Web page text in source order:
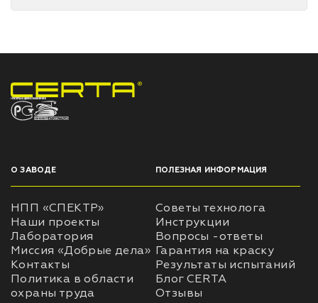
НПП «СПЕКТР» ЗАВОД ЛАКОКРАСОЧНЫХ МАТЕРИАЛОВ
О ЗАВОДЕ
НПП «СПЕКТР»
Наши проекты
Лаборатория
Миссия «Добрые дела»
Контакты
Политика в области
ПОЛЕЗНАЯ ИНФОРМАЦИЯ
Советы технолога
Инструкции
Вопросы -ответы
Гарантия на краску
Результаты испытаний
Блог CERTA
Отзывы